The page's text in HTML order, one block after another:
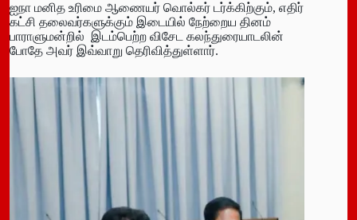
ஐநா மனித உரிமை ஆணையர் வொல்கர் டர்க்கிற்கும், எதிர்
கட்சி தலைவர்களுக்கும் இடையில் நேற்றைய தினம்
பாராளுமன்றில் இடம்பெற்ற விசேட கலந்துரையாடலின்
போதே அவர் இவ்வாறு தெரிவித்துள்ளார்.